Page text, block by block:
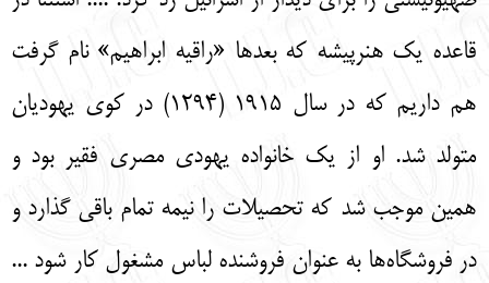
قاعده يك هنرپيشه كه بعدها «راقيه ابراهيم» نام گرفت
هم داريم كه در سال 1915 (1294) در كوي يهوديان
متولد شد. او از يك خانواده يهودي مصري فقير بود و
همين موجب شد كه تحصيلات را نيمه تمام باقي گذارد و
در فروشگاه‌‌ها به عنوان فروشنده لباس مشغول كار شود ...